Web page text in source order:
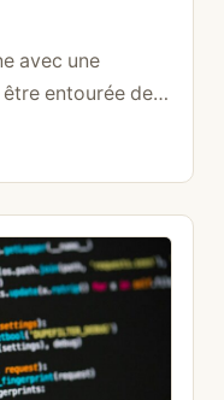
avec une
entourée de
ou modifiée.